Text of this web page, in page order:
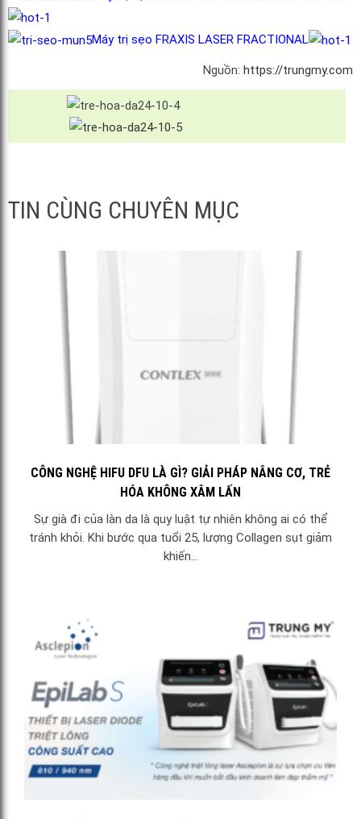
Máy trị sẹo FRAXIS LASER FRACTIONAL
Nguồn: https://trungmy.com
TIN CÙNG CHUYÊN MỤC
CÔNG NGHỆ HIFU DFU LÀ GÌ? GIẢI PHÁP NÂNG CƠ, TRẺ
HÓA KHÔNG XÂM LẤN
Sự già đi của làn da là quy luật tự nhiên không ai có thể
tránh khỏi. Khi bước qua tuổi 25, lượng Collagen sụt giảm
khiến...